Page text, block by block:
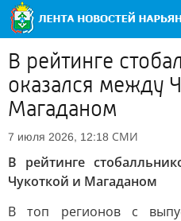
В рейтинге
оказался между
Магаданом
7 июля 2026, 12:18 СМИ
В рейтинге
Чукоткой и Магаданом
В топ регионов с